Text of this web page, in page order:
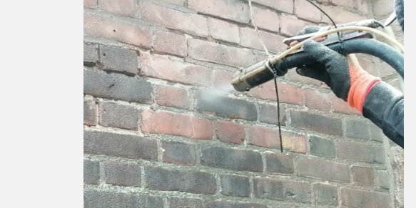
Kortom erg tevreden!